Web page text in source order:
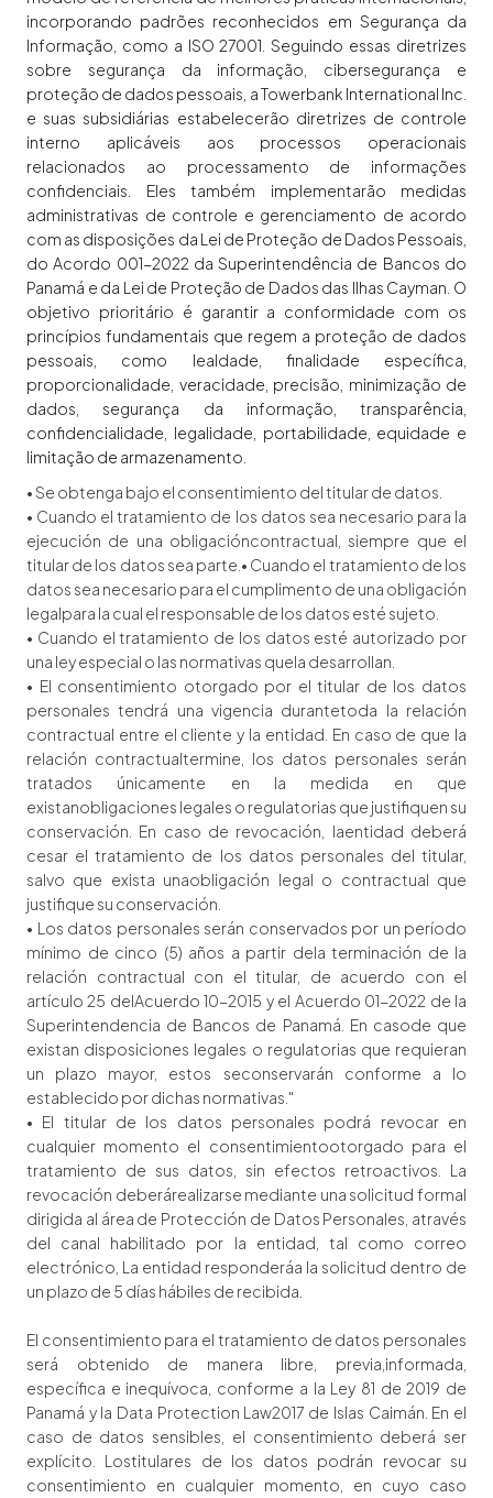
incorporando padrões reconhecidos em Segurança da
Informação, como a ISO 27001. Seguindo essas diretrizes
sobre segurança da informação, cibersegurança e
proteção de dados pessoais, a Towerbank International Inc.
e suas subsidiárias estabelecerão diretrizes de controle
interno aplicáveis aos processos operacionais
relacionados ao processamento de informações
confidenciais. Eles também implementarão medidas
administrativas de controle e gerenciamento de acordo
com as disposições da Lei de Proteção de Dados Pessoais,
do Acordo 001-2022 da Superintendência de Bancos do
Panamá e da Lei de Proteção de Dados das Ilhas Cayman. O
objetivo prioritário é garantir a conformidade com os
princípios fundamentais que regem a proteção de dados
pessoais, como lealdade, finalidade específica,
proporcionalidade, veracidade, precisão, minimização de
dados, segurança da informação, transparência,
confidencialidade, legalidade, portabilidade, equidade e
limitação de armazenamento.
• Se obtenga bajo el consentimiento del titular de datos.
• Cuando el tratamiento de los datos sea necesario para la
ejecución de una obligacióncontractual, siempre que el
titular de los datos sea parte.• Cuando el tratamiento de los
datos sea necesario para el cumplimento de una obligación
legalpara la cual el responsable de los datos esté sujeto.
• Cuando el tratamiento de los datos esté autorizado por
una ley especial o las normativas quela desarrollan.
• El consentimiento otorgado por el titular de los datos
personales tendrá una vigencia durantetoda la relación
contractual entre el cliente y la entidad. En caso de que la
relación contractualtermine, los datos personales serán
tratados únicamente en la medida en que
existanobligaciones legales o regulatorias que justifiquen su
conservación. En caso de revocación, laentidad deberá
cesar el tratamiento de los datos personales del titular,
salvo que exista unaobligación legal o contractual que
justifique su conservación.
• Los datos personales serán conservados por un período
mínimo de cinco (5) años a partir dela terminación de la
relación contractual con el titular, de acuerdo con el
artículo 25 delAcuerdo 10-2015 y el Acuerdo 01-2022 de la
Superintendencia de Bancos de Panamá. En casode que
existan disposiciones legales o regulatorias que requieran
un plazo mayor, estos seconservarán conforme a lo
establecido por dichas normativas."
• El titular de los datos personales podrá revocar en
cualquier momento el consentimientootorgado para el
tratamiento de sus datos, sin efectos retroactivos. La
revocación deberárealizarse mediante una solicitud formal
dirigida al área de Protección de Datos Personales, através
del canal habilitado por la entidad, tal como correo
electrónico, La entidad responderáa la solicitud dentro de
un plazo de 5 días hábiles de recibida.
El consentimiento para el tratamiento de datos personales
será obtenido de manera libre, previa,informada,
específica e inequívoca, conforme a la Ley 81 de 2019 de
Panamá y la Data Protection Law2017 de Islas Caimán. En el
caso de datos sensibles, el consentimiento deberá ser
explícito. Lostitulares de los datos podrán revocar su
consentimiento en cualquier momento, en cuyo caso